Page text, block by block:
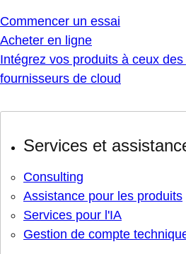
Commencer un essai
Acheter en ligne
Intégrez vos produits à ceux
fournisseurs de cloud
Services et
Consulting
Assistance pour les produits
Services pour l'IA
Gestion de compte